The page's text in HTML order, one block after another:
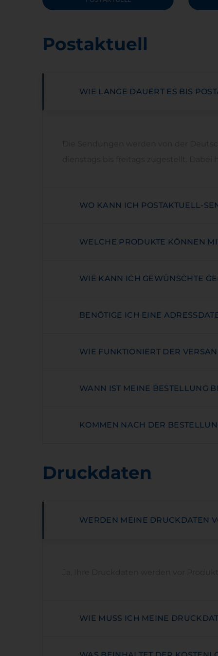
Postaktuell
WIE LANGE DAUERT ES BIS
WO KANN ICH POSTAKTUELL-
WELCHE PRODUKTE KÖNNEN
WIE KANN ICH GEWÜNSCHTE
BENÖTIGE ICH EINE
WIE FUNKTIONIERT DER
WANN IST MEINE BESTELLUNG
KOMMEN NACH DER
Druckdaten
WERDEN MEINE DRUCKDATEN
WIE MUSS ICH MEINE